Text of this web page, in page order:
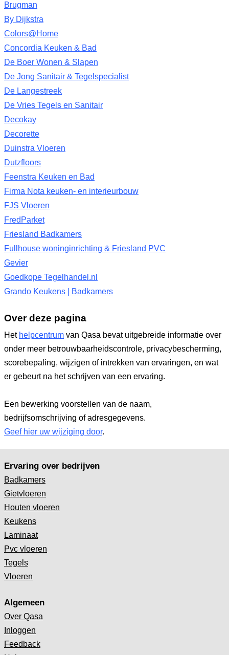
Brugman
By Dijkstra
Colors@Home
Concordia Keuken & Bad
De Boer Wonen & Slapen
De Jong Sanitair & Tegelspecialist
De Langestreek
De Vries Tegels en Sanitair
Decokay
Decorette
Duinstra Vloeren
Dutzfloors
Feenstra Keuken en Bad
Firma Nota keuken- en interieurbouw
FJS Vloeren
FredParket
Friesland Badkamers
Fullhouse woninginrichting & Friesland PVC
Gevier
Goedkope Tegelhandel.nl
Grando Keukens | Badkamers
Over deze pagina
Het helpcentrum van Qasa bevat uitgebreide informatie over
onder meer betrouwbaarheidscontrole, privacybescherming,
scorebepaling, wijzigen of intrekken van ervaringen, en wat
er gebeurt na het schrijven van een ervaring.
Een bewerking voorstellen van de naam,
bedrijfsomschrijving of adresgegevens.
Geef hier uw wijziging door.
Ervaring over bedrijven
Badkamers
Gietvloeren
Houten vloeren
Keukens
Laminaat
Pvc vloeren
Tegels
Vloeren
Algemeen
Over Qasa
Inloggen
Feedback